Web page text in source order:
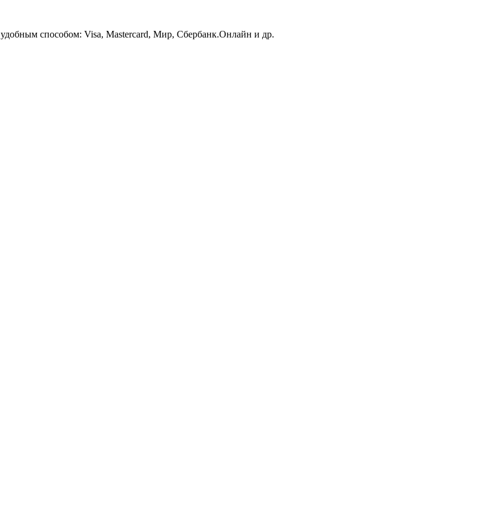
удобным способом: Visa, Mastercard, Мир, Сбербанк.Онлайн и др.